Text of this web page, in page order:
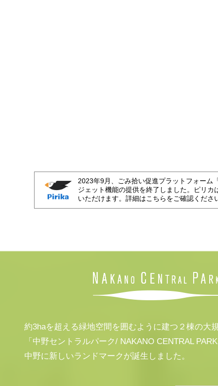
2023年9月、ごみ拾い促進プラットフォーム
ジェット機能の提供を終了しました。ピリカ
いただけます。詳細はこちらをご確認くださ
約3haを超える緑地空間を囲むように建つ２棟の大
「中野セントラルパーク/ NAKANO CENTRAL
中野に新しいランドマークが誕生しました。